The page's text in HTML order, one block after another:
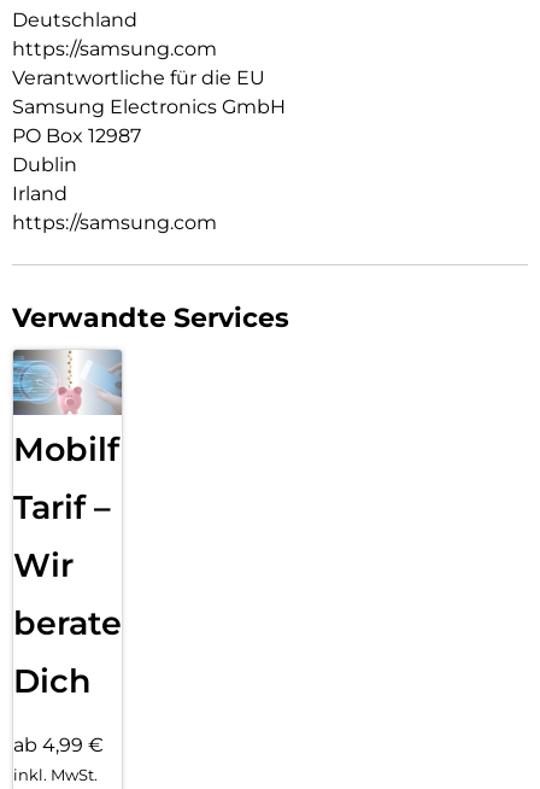
Deutschland
https://samsung.com
Verantwortliche für die EU
Samsung Electronics GmbH
PO Box 12987
Dublin
Irland
https://samsung.com
Verwandte Services
Mobilfunk
Tarif –
Wir
beraten
Dich
ab 4,99 €
inkl. MwSt.